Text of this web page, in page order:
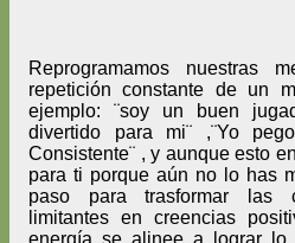
Reprogramamos nuestras
repetición constante de un
ejemplo: ¨soy un buen
divertido para mi¨ ,¨Yo
Consistente¨ , y aunque esto
para ti porque aún no lo has
paso para trasformar las
limitantes en creencias